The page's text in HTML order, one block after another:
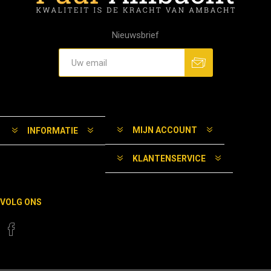
Nieuwsbrief
INFORMATIE MIJN ACCOUNT
KLANTENSERVICE
VOLG ONS